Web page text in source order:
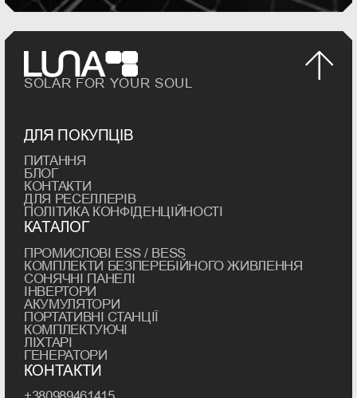
SOLAR FOR YOUR SOUL
ДЛЯ ПОКУПЦІВ
ПИТАННЯ
БЛОГ
КОНТАКТИ
ДЛЯ РЕСЕЛЛЕРІВ
ПОЛІТИКА КОНФІДЕНЦІЙНОСТІ
КАТАЛОГ
ПРОМИСЛОВІ ESS / BESS
КОМПЛЕКТИ БЕЗПЕРЕБІЙНОГО ЖИВЛЕННЯ
СОНЯЧНІ ПАНЕЛІ
ІНВЕРТОРИ
АКУМУЛЯТОРИ
ПОРТАТИВНІ СТАНЦІЇ
КОМПЛЕКТУЮЧІ
ЛІХТАРІ
ГЕНЕРАТОРИ
КОНТАКТИ